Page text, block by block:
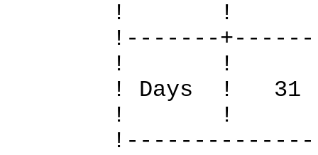
!
!-------
!
! Days
!